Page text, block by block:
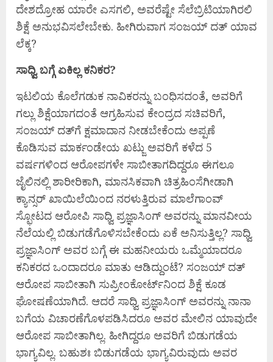
ದೇಶದ್ರೋಹ ಯಾರೇ ಎಸಗಲಿ, ಅವರೆಷ್ಟೇ ಸೆಲೆಬ್ರಿಟಿಯಾಗಿರಲಿ
ಶಿಕ್ಷೆ ಅನುಭವಿಸಲೇಬೇಕು. ಹೀಗಿರುವಾಗ ಸಂಜಯ್‌ ದತ್‌ ಯಾವ
ಲೆಕ್ಕ?
ಸಾಧ್ವಿ ಬಗ್ಗೆ ಏಕಿಲ್ಲ ಕನಿಕರ?
ಇಟಲಿಯ ಕೊಲೆಗಡುಕ ನಾವಿಕರನ್ನು ಬಂಧಿಸದಂತೆ, ಅವರಿಗೆ
ಗಲ್ಲು ಶಿಕ್ಷೆಯಾಗದಂತೆ ಆಗ್ರಹಿಸುವ ಕೇಂದ್ರದ ಸಚಿವರಿಗೆ,
ಸಂಜಯ್‌ ದತ್‌ಗೆ ಕ್ಷಮಾದಾನ ನೀಡಬೇಕೆಂದು ಅಪ್ಪಣೆ
ಕೊಡಿಸುವ ಮಾರ್ಕಂಡೇಯ ಖಟ್ಜು ಅವರಿಗೆ ಕಳೆದ 5
ವರ್ಷಗಳಿಂದ ಆರೋಪಗಳೇ ಸಾಬೀತಾಗದಿದ್ದರೂ ಈಗಲೂ
ಜೈಲಿನಲ್ಲಿ ಶಾರೀರಿಕಾಗಿ, ಮಾನಸಿಕವಾಗಿ ಚಿತ್ರಹಿಂಸೆಗೀಡಾಗಿ
ಕ್ಯಾನ್ಸರ್ ಖಾಯಿಲೆಯಿಂದ ನರಳುತ್ತಿರುವ ಮಾಲೆಗಾಂವ್‌
ಸ್ಫೋಟದ ಆರೋಪಿ ಸಾಧ್ವಿ ಪ್ರಜ್ಞಾಸಿಂಗ್‌ ಅವರನ್ನು ಮಾನವೀಯ
ನೆಲೆಯಲ್ಲಿ ಬಿಡುಗಡೆಗೊಳಿಸಬೇಕೆಂದು ಏಕೆ ಅನಿಸುತ್ತಿಲ್ಲ? ಸಾಧ್ವಿ
ಪ್ರಜ್ಞಾಸಿಂಗ್‌ ಅವರ ಬಗ್ಗೆ ಈ ಮಹನೀಯರು ಒಮ್ಮೆಯಾದರೂ
ಕನಿಕರದ ಒಂದಾದರೂ ಮಾತು ಆಡಿದ್ದುಂಟೆ? ಸಂಜಯ್‌ ದತ್‌
ಆರೋಪ ಸಾಬೀತಾಗಿ ಸುಪ್ರೀಂಕೋರ್ಟ್‌ನಿಂದ ಶಿಕ್ಷೆ ಕೂಡ
ಘೋಷಣೆಯಾಗಿದೆ. ಆದರೆ ಸಾಧ್ವಿ ಪ್ರಜ್ಞಾಸಿಂಗ್‌ ಅವರನ್ನು ನಾನಾ
ಬಗೆಯ ವಿಚಾರಣೆಗೊಳಪಡಿಸಿದರೂ ಅವರ ಮೇಲಿನ ಯಾವುದೇ
ಆರೋಪ ಸಾಬೀತಾಗಿಲ್ಲ. ಹೀಗಿದ್ದರೂ ಅವರಿಗೆ ಬಿಡುಗಡೆಯ
ಭಾಗ್ಯವಿಲ್ಲ. ಬಹುಶಃ ಬಿಡುಗಡೆಯ ಭಾಗ್ಯವಿರುವುದು ಅವರ